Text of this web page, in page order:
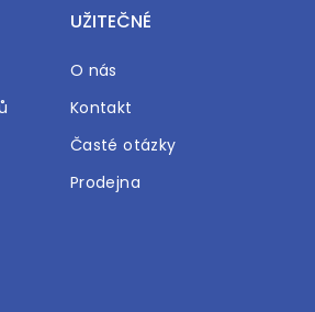
UŽITEČNÉ
O nás
Kontakt
Časté otázky
Prodejna